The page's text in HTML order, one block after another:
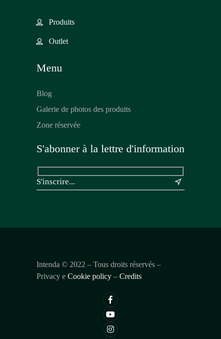
Produits
Outlet
Menu
Blog
Galerie de photos des produits
Zone réservée
S'abonner à la lettre d'information
&
Intenda © 2022 – Tous droits réservés –
Privacy e Cookie policy – Credits